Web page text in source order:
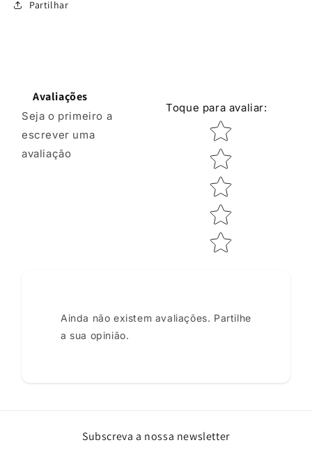
Partilhar
Avaliações
Seja o primeiro a
escrever uma
avaliação
Toque para avaliar:
Classificação por
Ainda não existem avaliações. Partilhe
a sua opinião.
Subscreva a nossa newsletter